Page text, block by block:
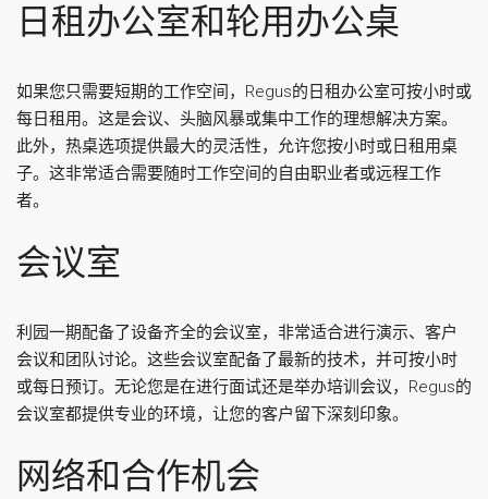
日租办公室和轮用办公桌
如果您只需要短期的工作空间，Regus的日租办公室可按小时或
每日租用。这是会议、头脑风暴或集中工作的理想解决方案。
此外，热桌选项提供最大的灵活性，允许您按小时或日租用桌
子。这非常适合需要随时工作空间的自由职业者或远程工作
者。
会议室
利园一期配备了设备齐全的会议室，非常适合进行演示、客户
会议和团队讨论。这些会议室配备了最新的技术，并可按小时
或每日预订。无论您是在进行面试还是举办培训会议，Regus的
会议室都提供专业的环境，让您的客户留下深刻印象。
网络和合作机会